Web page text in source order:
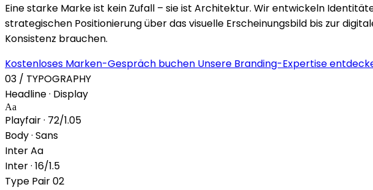
Eine starke Marke ist kein Zufall – sie ist Architektur. Wir entwickeln
strategischen Positionierung über das visuelle Erscheinungsbild bis zur
Konsistenz brauchen.
Kostenloses Marken-Gespräch buchen Unsere Branding-Expertise
03 / TYPOGRAPHY
Headline · Display
Aa
Playfair · 72/1.05
Body · Sans
Inter Aa
Inter · 16/1.5
Type Pair02